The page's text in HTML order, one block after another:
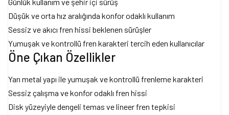
Düşük ve orta hız aralığında konfor odaklı kullanım
Sessiz ve akıcı fren hissi beklenen sürüşler
Yumuşak ve kontrollü fren karakteri tercih eden kullanıcılar
Öne Çıkan Özellikler
Yarı metal yapı ile yumuşak ve kontrollü frenleme karakteri
Sessiz çalışma ve konfor odaklı fren hissi
Disk yüzeyiyle dengeli temas ve lineer fren tepkisi